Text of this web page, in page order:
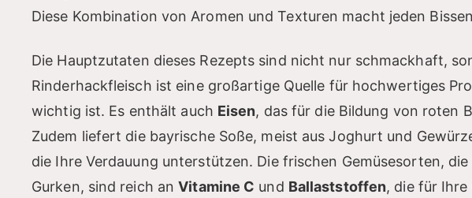
Diese Kombination von Aromen und Texturen macht jeden
Die Hauptzutaten dieses Rezepts sind nicht nur schmackhaft,
Rinderhackfleisch ist eine großartige Quelle für hochwertiges
wichtig ist. Es enthält auch Eisen, das für die Bildung von roten
Zudem liefert die bayrische Soße, meist aus Joghurt und
die Ihre Verdauung unterstützen. Die frischen Gemüsesorten,
Gurken, sind reich anVitamine C und Ballaststoffen, die für